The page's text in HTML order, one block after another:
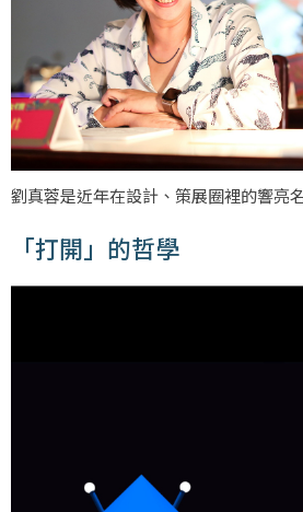
劉真蓉是近年在設計、策展圈裡的響亮
「打開」的哲學